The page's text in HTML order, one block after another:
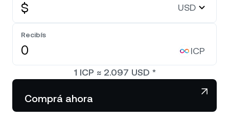
Línea de Crédito
Exchange
Acciones
Futuros
Nexo Ventures
Payment Gateway
0,02 %
Seguridad
Asociaciones
Noticias y análisis
Centro de ayuda
$ USD
Recibís
ICP
1 ICP ≈ 2.097 USD *
Comprá ahora